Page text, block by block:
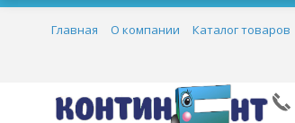
Главная О компании Каталог товаров